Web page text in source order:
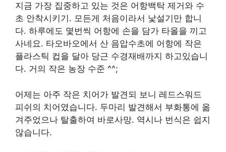
지금 가장 집중하고 있는 것은 어항백탁 제거와 수
초 안착시키기. 모든게 처음이라서 낯설기만 합니
다. 하루에도 몇번씩 어항에 손을 담가 타올을 끼고
사네요. 타오바오에서 산 음압수초에 어항에 작은
플라스틱 컵을 달아 당근 수경재배까지 하고있습니
다. 거의 작은 농장 수준 ^^;
어제는 아주 작은 치어가 발견되 보니 레드스워드
피쉬의 치어였습니다. 두마리 발견해서 부화통에 옮
겨주었으나 탈출하여 바로사망. 역시나 번식은 쉽지
않습니다.